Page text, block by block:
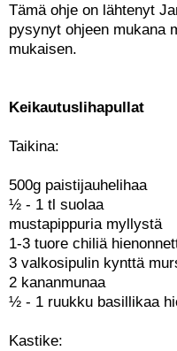
Tämä ohje on lähtenyt
pysynyt ohjeen mukana
mukaisen.
Keikautuslihapullat
Taikina:
500g paistijauhelihaa
½ - 1 tl suolaa
mustapippuria myllystä
1-3 tuore chiliä
3 valkosipulin kynttä
2 kananmunaa
½ - 1 ruukku basillikaa
Kastike: